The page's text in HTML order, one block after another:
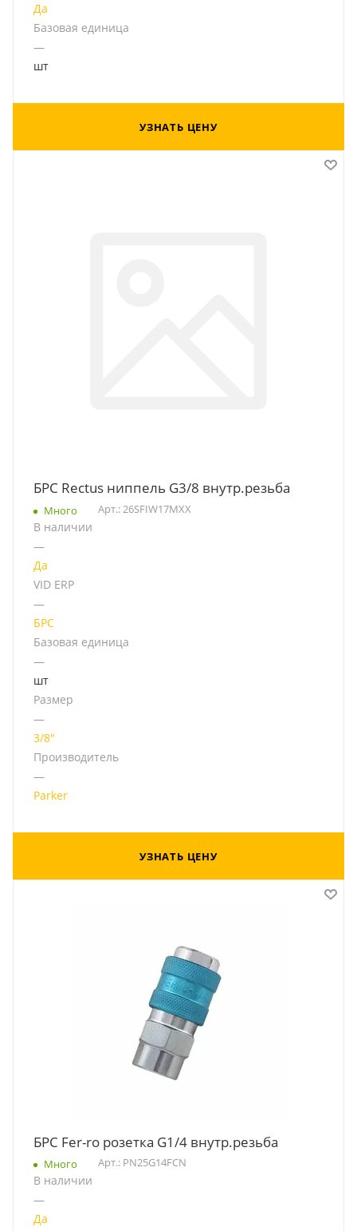
Да
Базовая единица
—
шт
УЗНАТЬ ЦЕНУ
БРС Rectus ниппель G3/8 внутр.резьба
Много Арт.: 26SFIW17MXX
В наличии
—
Да
VID ERP
—
БРС
Базовая единица
—
шт
Размер
—
3/8"
Производитель
—
Parker
УЗНАТЬ ЦЕНУ
БРС Fer-ro розетка G1/4 внутр.резьба
Много Арт.: PN25G14FCN
В наличии
—
Да